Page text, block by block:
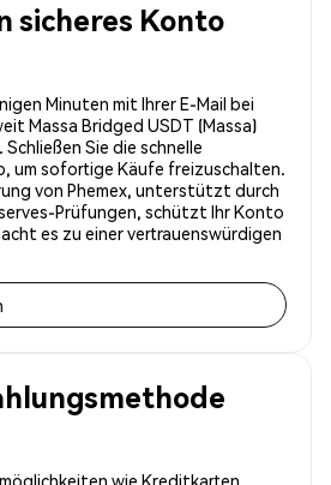
sicheres Konto
Minuten mit Ihrer E-Mail bei
Massa Bridged USDT (Massa)
Sie die schnelle
um sofortige Käufe freizuschalten.
von Phemex, unterstützt durch
Prüfungen, schützt Ihr Konto
es zu einer vertrauenswürdigen
wie Kreditkarten,